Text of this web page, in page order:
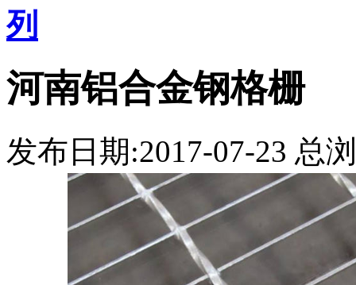
列
河南铝合金钢格栅
发布日期:2017-07-23 总